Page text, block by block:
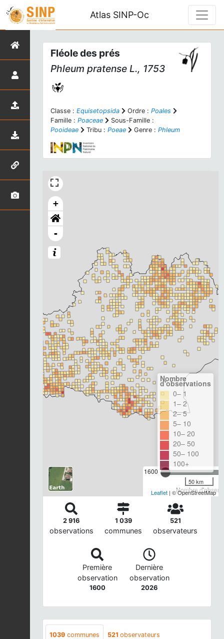
Atlas SINP-Oc
Fléole des prés
Phleum pratense L., 1753
Classe : Equisetopsida Ordre : Poales
Famille : Poaceae
Sous-Famille :
Pooideae
Tribu : Poeae Genre : Phleum
+
-
1600
Nombre
Nombre
d'observations
0– 1
1– 2
2– 5
5– 10
10– 20
20– 50
50– 100
100+
50 km
Leaflet | © OpenStreetMap
2 916
observations
1 039
communes
521
observateurs
Première
observation
1600
Dernière
observation
2026
1039 communes 521 observateurs